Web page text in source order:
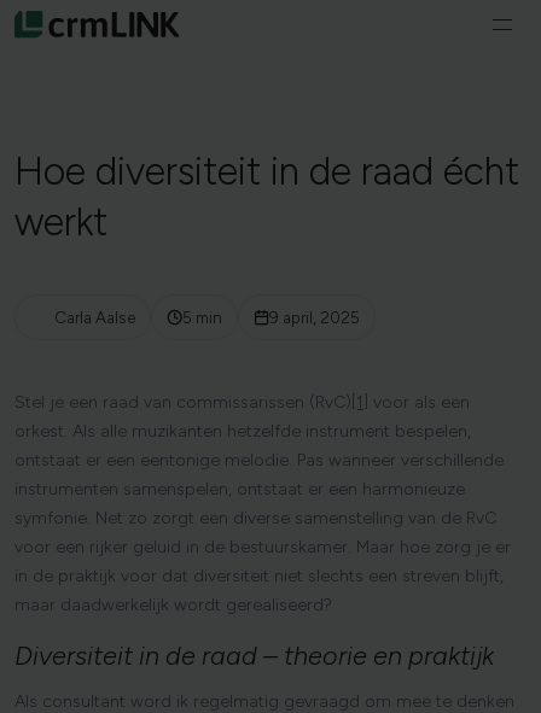
Ga naar de inhoud
Vacatures
Hoe diversiteit in de raad écht
werkt
Carla Aalse 5 min 9 april, 2025
Stel je een raad van commissarissen (RvC) [1] voor als een
orkest. Als alle muzikanten hetzelfde instrument bespelen,
ontstaat er een eentonige melodie. Pas wanneer verschillende
instrumenten samenspelen, ontstaat er een harmonieuze
symfonie. Net zo zorgt een diverse samenstelling van de RvC
voor een rijker geluid in de bestuurskamer. Maar hoe zorg je er
in de praktijk voor dat diversiteit niet slechts een streven blijft,
maar daadwerkelijk wordt gerealiseerd?
Diversiteit in de raad– theorie en praktijk
Als consultant word ik regelmatig gevraagd om mee te denken